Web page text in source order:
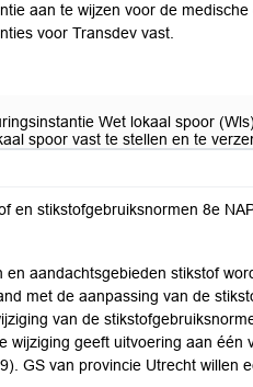
aan te wijzen voor de
voor Transdev vast.
Wet lokaal spoor
spoor vast te stellen en te
en stikstofgebruiksnormen 8e
aandachtsgebieden stikstof
met de aanpassing van de
van de
wijziging geeft uitvoering aan één
GS van provincie Utrecht willen